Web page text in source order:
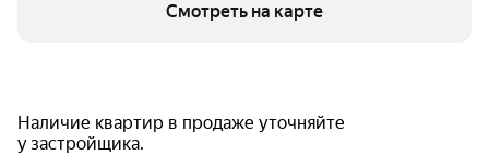
Смотреть на карте
Наличие квартир в продаже уточняйте
у застройщика.